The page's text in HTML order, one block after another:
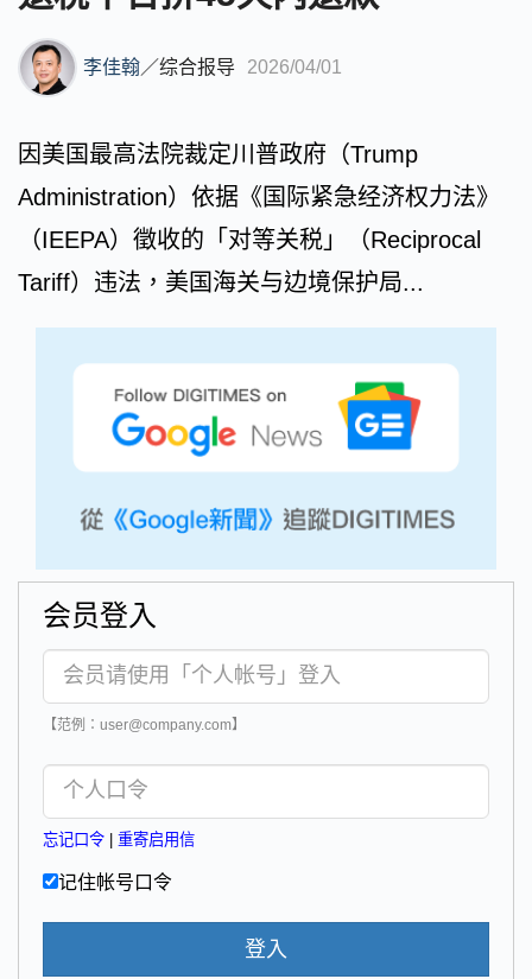
李佳翰／综合报导 2026/04/01
因美国最高法院裁定川普政府（Trump
Administration）依据《国际紧急经济权力法》
（IEEPA）徵收的「对等关税」（Reciprocal
Tariff）违法，美国海关与边境保护局...
会员登入
【范例：user@company.com】
忘记口令 重寄启用信
记住帐号口令
登入